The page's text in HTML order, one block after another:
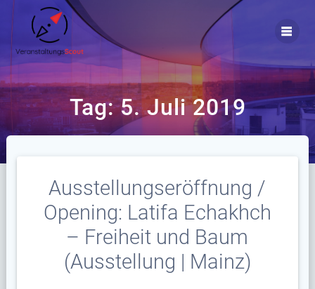
Tag:5. Juli 2019
Ausstellungseröffnung /
Opening: Latifa Echakhch
– Freiheit und Baum
(Ausstellung | Mainz)